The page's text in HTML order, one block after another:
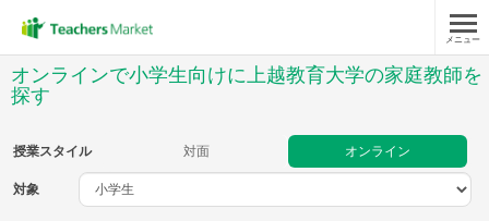
メニュー
オンラインで小学生向けに上越教育大学の家庭教師を
探す
授業スタイル 対面 オンライン
対象
対象